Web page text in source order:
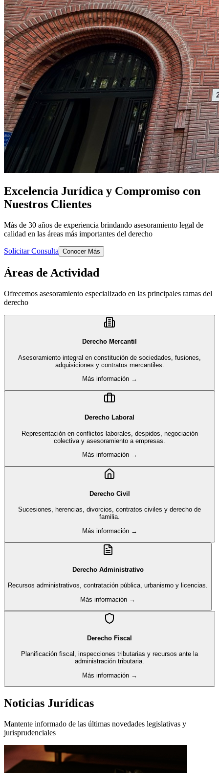
Excelencia Jurídica y Compromiso con
Nuestros Clientes
Más de 30 años de experiencia brindando asesoramiento legal de
calidad en las áreas más importantes del derecho
Solicitar Consulta Conocer Más
Áreas de Actividad
Ofrecemos asesoramiento especializado en las principales ramas del
derecho
Derecho Mercantil
Asesoramiento integral en constitución de sociedades, fusiones,
adquisiciones y contratos mercantiles.
Más información →
Derecho Laboral
Representación en conflictos laborales, despidos, negociación
colectiva y asesoramiento a empresas.
Más información →
Derecho Civil
Sucesiones, herencias, divorcios, contratos civiles y derecho de
familia.
Más información →
Derecho Administrativo
Recursos administrativos, contratación pública, urbanismo y licencias.
Más información →
Derecho Fiscal
Planificación fiscal, inspecciones tributarias y recursos ante la
administración tributaria.
Más información →
Noticias Jurídicas
Mantente informado de las últimas novedades legislativas y
jurisprudenciales